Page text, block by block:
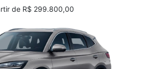
de R$ 299.800,00